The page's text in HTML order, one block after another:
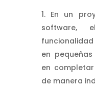
En un
software,
en
en
de manera